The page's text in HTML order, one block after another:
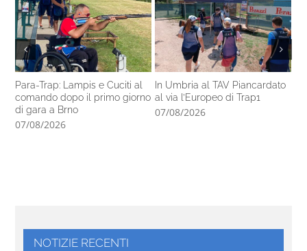
Para-Trap: Lampis e Cuciti al
comando dopo il primo giorno
di gara a Brno
07/08/2026
In Umbria al TAV Piancardato
al via l’Europeo di Trap1
07/08/2026
NOTIZIE RECENTI